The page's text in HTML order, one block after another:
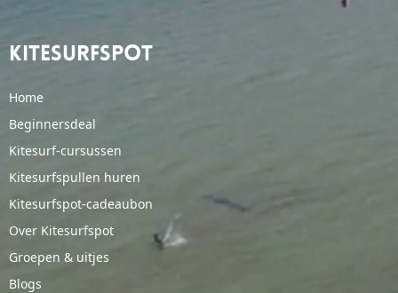
Kitesurfspot
Home
Beginnersdeal
Kitesurf-cursussen
Kitesurfspullen huren
Kitesurfspot-cadeaubon
Over Kitesurfspot
Groepen & uitjes
Blogs